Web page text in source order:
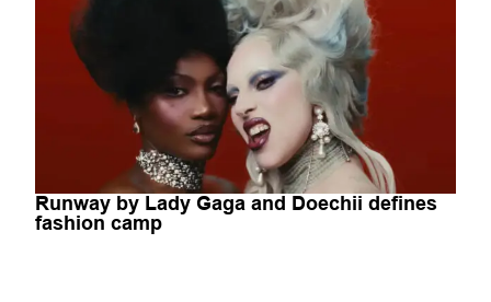
Runway by Lady Gaga and Doechii defines
fashion camp